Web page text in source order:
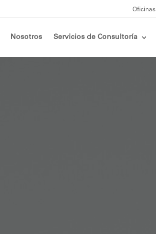
Oficinas
Nosotros Servicios de Consultoría